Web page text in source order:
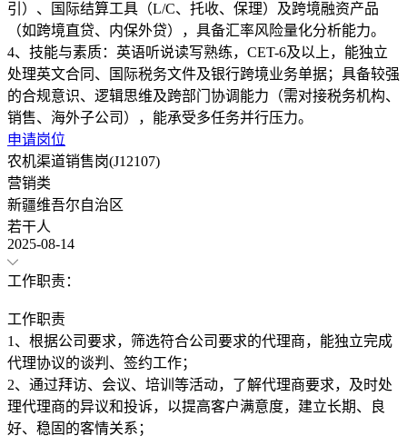
引）、国际结算工具（L/C、托收、保理）及跨境融资产品
（如跨境直贷、内保外贷），具备汇率风险量化分析能力。
4、技能与素质：英语听说读写熟练，CET-6及以上，能独立
处理英文合同、国际税务文件及银行跨境业务单据；具备较强
的合规意识、逻辑思维及跨部门协调能力（需对接税务机构、
申请岗位
农机渠道销售岗(J12107)
营销类
新疆维吾尔自治区
若干人
2025-08-14
工作职责：
工作职责
1、根据公司要求，筛选符合公司要求的代理商，能独立完成
代理协议的谈判、签约工作；
2、通过拜访、会议、培训等活动，了解代理商要求，及时处
理代理商的异议和投诉，以提高客户满意度，建立长期、良
好、稳固的客情关系；